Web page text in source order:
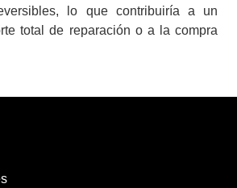
lo que contribuiría a un
total de reparación o a la compra